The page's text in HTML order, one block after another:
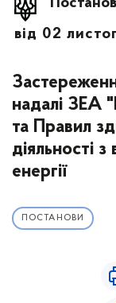
від 02
надалі ЗЕА
та Правил
діяльності
енергії
ПОСТАНОВИ